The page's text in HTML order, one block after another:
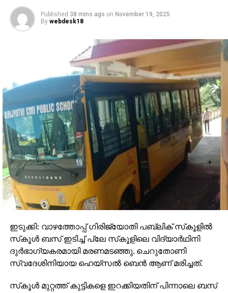
Published 38 mins ago on November 19, 2025
By webdesk18
ഇടുക്കി: വാഴത്തോപ്പ് ഗിരിജ്യോതി പബ്ലിക് സ്‌കൂളില്‍
സ്‌കൂള്‍ ബസ് ഇടിച്ച് പ്ലേ സ്‌കൂളിലെ വിദ്യാര്‍ഥിനി
ദുര്‍ഭാഗ്യകരമായി മരണമടഞ്ഞു. ചെറുതോണി
സ്വദേശിനിയായ ഹെയ്‌സല്‍ ബെന്‍ ആണ് മരിച്ചത്.
സ്‌കൂള്‍ മുറ്റത്ത് കുട്ടികളെ ഇറക്കിയതിന് പിന്നാലെ ബസ്